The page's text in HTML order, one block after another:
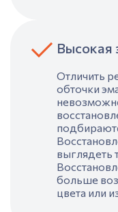
Высокая
Отличить
обточки
выглядеть
больше
цвета или